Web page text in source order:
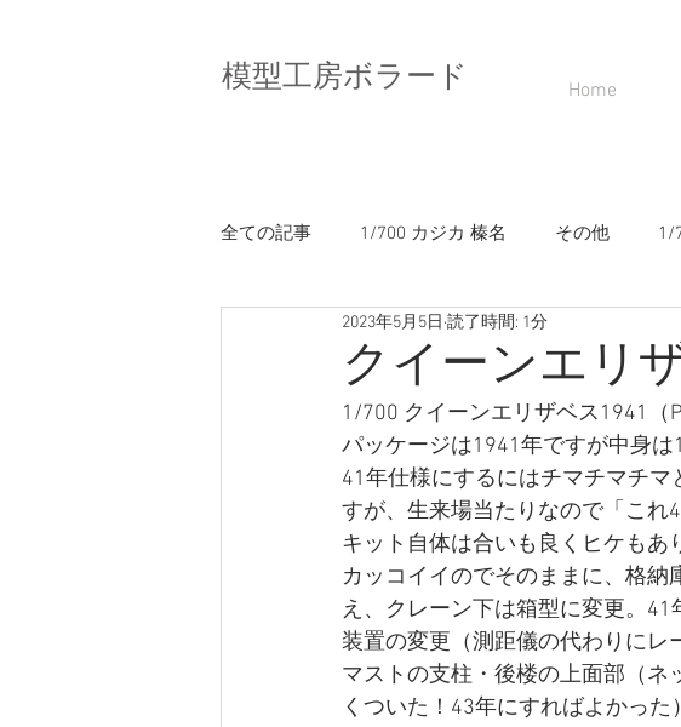
模型工房ボラード Home
全ての記事 1/700 カジカ 榛名 その他 1/
1/700 DD-101 むらさめ（PIT）
クイーンエリ
2023年5月5日 読了時間: 1分
1/700 クイーンエリザベス1941（
パッケージは1941年ですが中身
41年仕様にするにはチマチマチ
すが、生来場当たりなので「これ
キット自体は合いも良くヒケも
カッコイイのでそのままに、格
え、クレーン下は箱型に変更。
装置の変更（測距儀の代わりにレ
マストの支柱・後楼の上面部（
くついた！43年にすればよかった